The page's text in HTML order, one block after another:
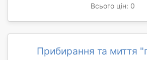
Всього цін: 0
Прибирання та миття